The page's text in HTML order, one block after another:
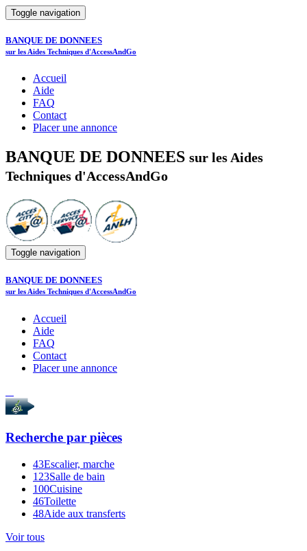
Toggle navigation
BANQUE DE DONNEES
sur les Aides Techniques d'AccessAndGo
Accueil
Aide
FAQ
Contact
Placer une annonce
BANQUE DE DONNEES sur les Aides
Techniques d'AccessAndGo
Toggle navigation
BANQUE DE DONNEES
sur les Aides Techniques d'AccessAndGo
Accueil
Aide
FAQ
Contact
Placer une annonce
Recherche par pièces
43Escalier, marche
123Salle de bain
100Cuisine
46Toilette
48Aide aux transferts
Voir tous